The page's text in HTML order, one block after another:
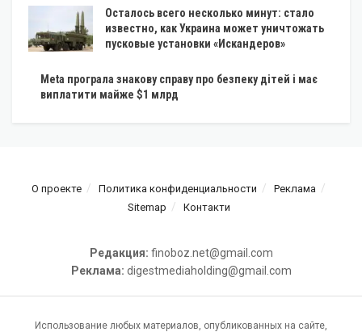
Осталось всего несколько минут: стало
известно, как Украина может уничтожать
пусковые установки «Искандеров»
Meta програла знакову справу про безпеку дітей і має
виплатити майже $1 млрд
О проекте Политика конфиденциальности
Реклама
Sitemap
Контакти
Редакция: finoboz.net@gmail.com
Реклама: digestmediaholding@gmail.com
Использование любых материалов, опубликованных на сайте,